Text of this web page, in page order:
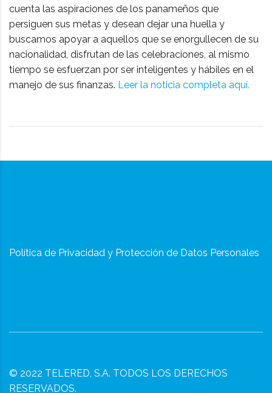
cuenta las aspiraciones de los panameños que
persiguen sus metas y desean dejar una huella y
buscamos apoyar a aquellos que se enorgullecen de su
nacionalidad, disfrutan de las celebraciones, al mismo
tiempo se esfuerzan por ser inteligentes y hábiles en el
manejo de sus finanzas. Leer la noticia completa aquí.
Política de Privacidad y Protección de Datos Personales
© 2022 TELERED, S.A. TODOS LOS DERECHOS
RESERVADOS.